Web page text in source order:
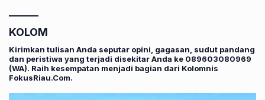
KOLOM
Kirimkan tulisan Anda seputar opini, gagasan, sudut pandang
dan peristiwa yang terjadi disekitar Anda ke 089603080969
(WA). Raih kesempatan menjadi bagian dari Kolomnis
FokusRiau.Com.